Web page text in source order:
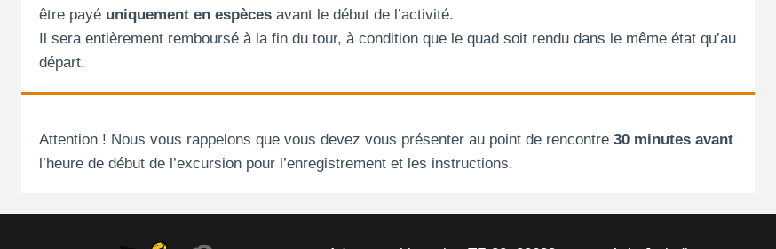
être payé uniquement en espèces avant le début de l’activité.
Il sera entièrement remboursé à la fin du tour, à condition que le quad soit rendu dans le même état qu’au
départ.
Attention ! Nous vous rappelons que vous devez vous présenter au point de rencontre 30 minutes avant
l’heure de début de l’excursion pour l’enregistrement et les instructions.